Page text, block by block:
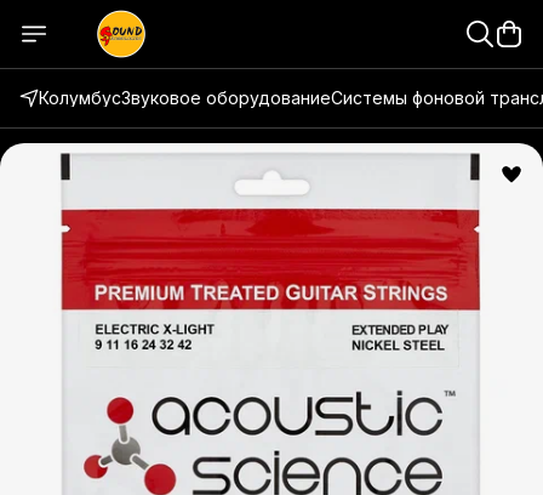
КолумбусЗвуковое оборудованиеСистемы фоновой